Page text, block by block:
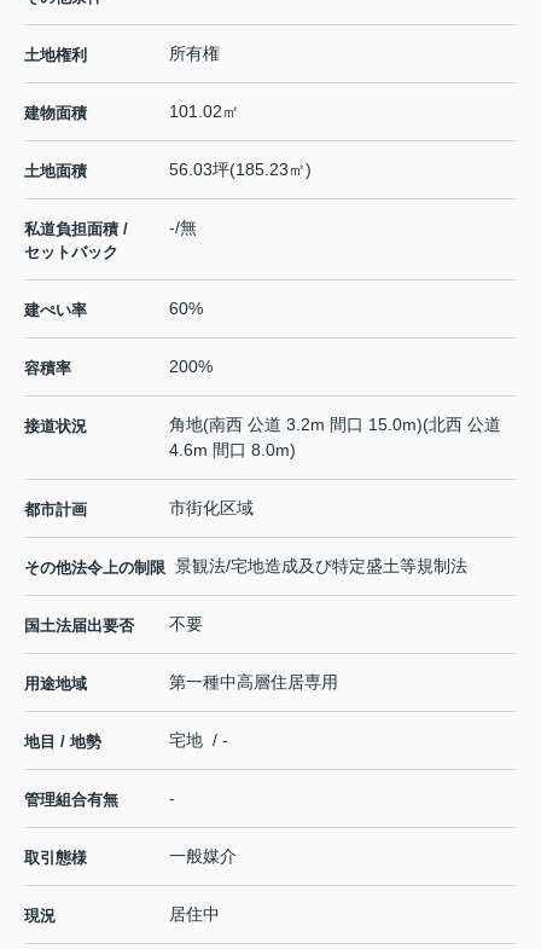
土地権利 所有権
建物面積 101.02㎡
土地面積 56.03坪(185.23㎡)
私道負担面積 /
セットバック
-/無
建ぺい率 60%
容積率 200%
接道状況
角地(南西 公道 3.2m 間口 15.0m)(北西 公道
4.6m 間口 8.0m)
都市計画 市街化区域
その他法令上の制限 景観法/宅地造成及び特定盛土等規制法
国土法届出要否 不要
用途地域 第一種中高層住居専用
地目 / 地勢 宅地 / -
管理組合有無 -
取引態様 一般媒介
現況 居住中